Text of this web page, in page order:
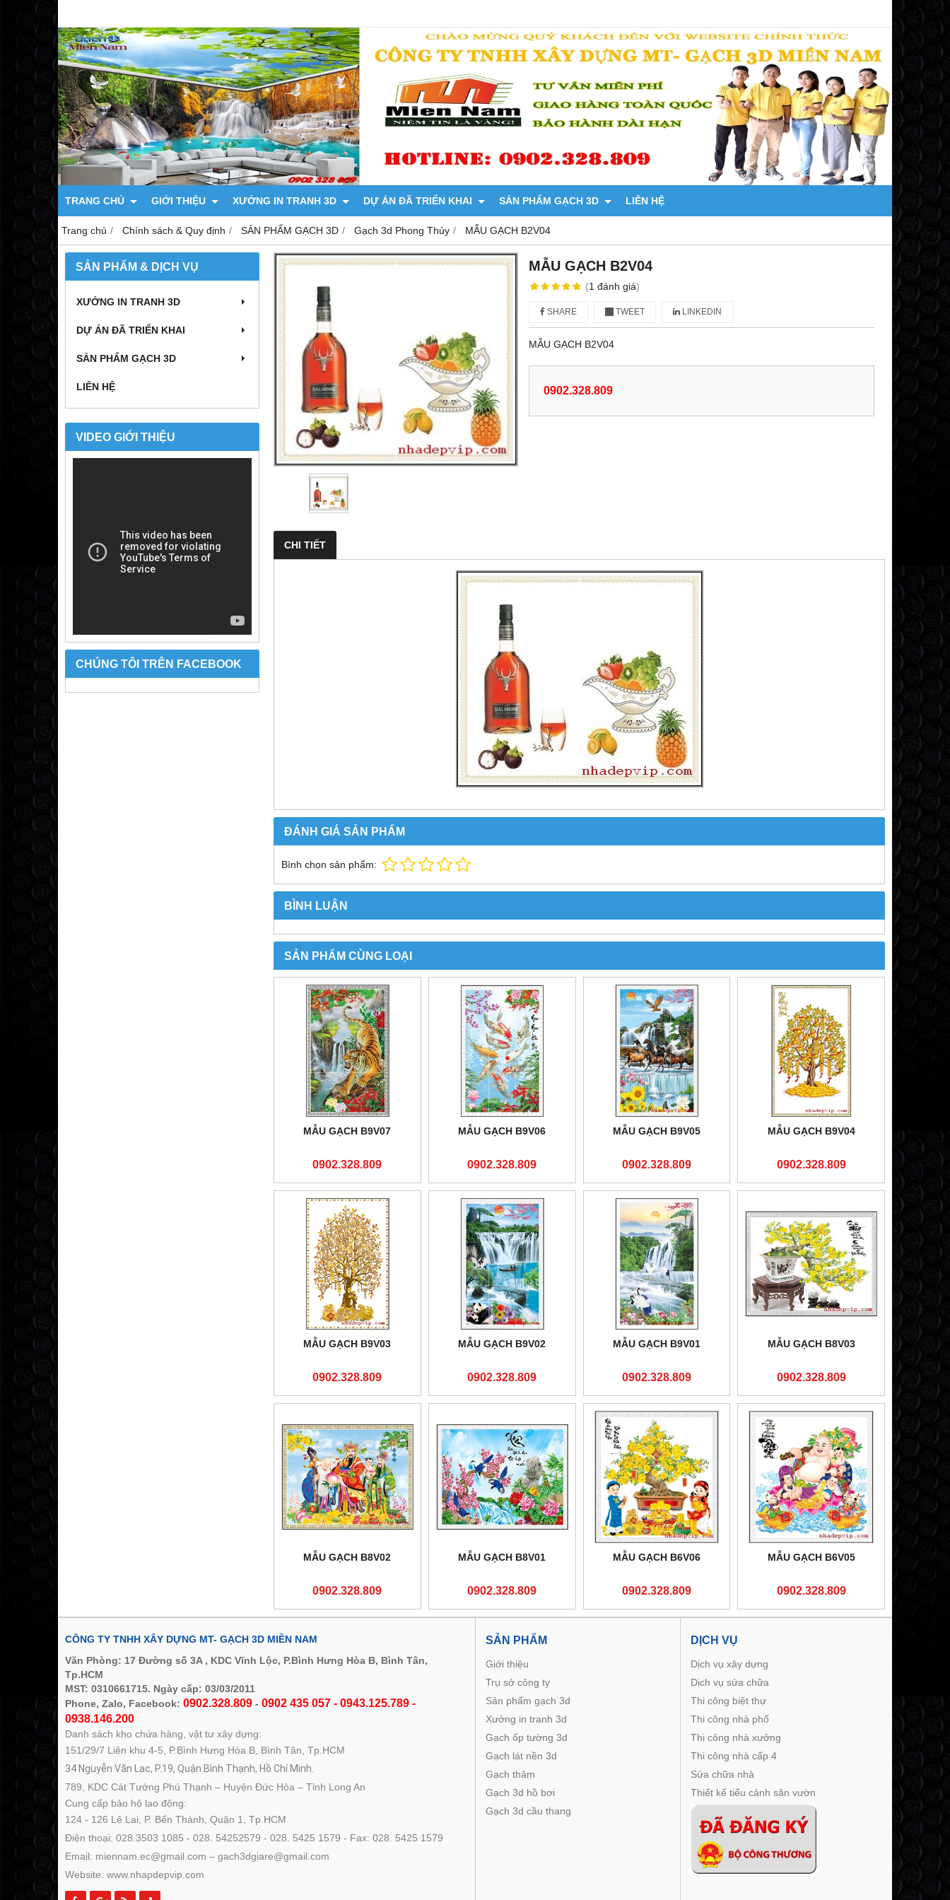
TRANG CHỦ GIỚI THIỆU XƯỞNG IN TRANH 3D DỰ ÁN ĐÃ TRIỂN KHAI SẢN PHẨM GẠCH 3D LIÊN HỆ
Trang chủ Chính sách & Quy định SẢN PHẨM GẠCH 3D Gạch 3d Phong Thủy MẪU GẠCH B2V04
SẢN PHẨM & DỊCH VỤ
XƯỞNG IN TRANH 3D
DỰ ÁN ĐÃ TRIỂN KHAI
SẢN PHẨM GẠCH 3D
LIÊN HỆ
VIDEO GIỚI THIỆU
CHÚNG TÔI TRÊN FACEBOOK
MẪU GẠCH B2V04
(1 đánh giá)
SHARE TWEET LINKEDIN
MẪU GẠCH B2V04
0902.328.809
CHI TIẾT
ĐÁNH GIÁ SẢN PHẨM
Bình chọn sản phẩm:
BÌNH LUẬN
SẢN PHẨM CÙNG LOẠI
MẪU GẠCH B9V07
0902.328.809
MẪU GẠCH B9V06
0902.328.809
MẪU GẠCH B9V05
0902.328.809
MẪU GẠCH B9V04
0902.328.809
MẪU GẠCH B9V03
0902.328.809
MẪU GẠCH B9V02
0902.328.809
MẪU GẠCH B9V01
0902.328.809
MẪU GẠCH B8V03
0902.328.809
MẪU GẠCH B8V02
0902.328.809
MẪU GẠCH B8V01
0902.328.809
MẪU GẠCH B6V06
0902.328.809
MẪU GẠCH B6V05
0902.328.809
CÔNG TY TNHH XÂY DỰNG MT- GẠCH 3D MIỀN NAM
Văn Phòng: 17 Đường số 3A , KDC Vĩnh Lộc, P.Bình Hưng Hòa B, Bình Tân,
Tp.HCM
MST: 0310661715. Ngày cấp: 03/03/2011
Phone, Zalo, Facebook: 0902.328.809 - 0902 435 057 - 0943.125.789 -
0938.146.200
Danh sách kho chứa hàng, vật tư xây dựng:
151/29/7 Liên khu 4-5, P.Bình Hưng Hòa B, Bình Tân, Tp.HCM
34 Nguyễn Văn Lạc, P.19, Quận Bình Thạnh, Hồ Chí Minh.
789, KDC Cát Tường Phú Thạnh – Huyện Đức Hòa – Tỉnh Long An
Cung cấp bảo hộ lao động:
124 - 126 Lê Lai, P. Bến Thành, Quận 1, Tp.HCM
Điện thoại: 028.3503 1085 - 028. 54252579 - 028. 5425 1579 - Fax: 028. 5425 1579
Email: miennam.ec@gmail.com – gach3dgiare@gmail.com
Website: www.nhapdepvip.com
SẢN PHẨM
Giới thiệu
Trụ sở công ty
Sản phẩm gạch 3d
Xưởng in tranh 3d
Gạch ốp tường 3d
Gạch lát nền 3d
Gạch thảm
Gạch 3d hồ bơi
Gạch 3d cầu thang
DỊCH VỤ
Dịch vụ xây dựng
Dịch vụ sửa chữa
Thi công biệt thự
Thi công nhà phố
Thi công nhà xưởng
Thi công nhà cấp 4
Sửa chữa nhà
Thiết kế tiểu cảnh sân vườn